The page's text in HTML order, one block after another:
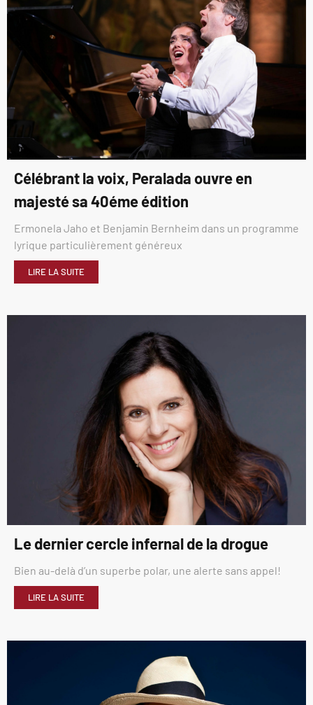
Célébrant la voix, Peralada ouvre en
majesté sa 40éme édition
Ermonela Jaho et Benjamin Bernheim dans un programme
lyrique particulièrement généreux
LIRE LA SUITE
Le dernier cercle infernal de la drogue
Bien au-delà d’un superbe polar, une alerte sans appel!
LIRE LA SUITE